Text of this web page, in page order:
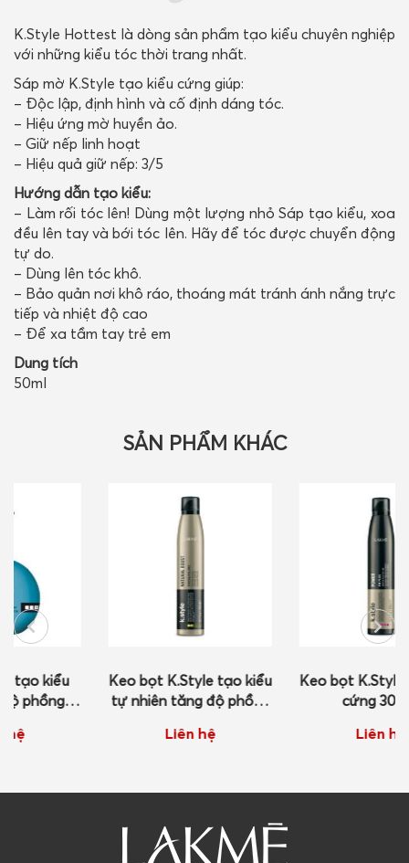
K.Style Hottest là dòng sản phẩm tạo kiểu chuyên nghiệp
với những kiểu tóc thời trang nhất.
Sáp mờ K.Style tạo kiểu cứng giúp:
– Độc lập, định hình và cố định dáng tóc.
– Hiệu ứng mờ huyền ảo.
– Giữ nếp linh hoạt
– Hiệu quả giữ nếp: 3/5
Hướng dẫn tạo kiểu:
– Làm rối tóc lên! Dùng một lượng nhỏ Sáp tạo kiểu, xoa
đều lên tay và bới tóc lên. Hãy để tóc được chuyển động
tự do.
– Dùng lên tóc khô.
– Bảo quản nơi khô ráo, thoáng mát tránh ánh nắng trực
tiếp và nhiệt độ cao
– Để xa tầm tay trẻ em
Dung tích
50ml
SẢN PHẨM KHÁC
Keo bọt K.Style tạo kiểu
tự nhiên tăng độ phồng
Keo bọt K.Style tạo kiểu
cứng 300ml